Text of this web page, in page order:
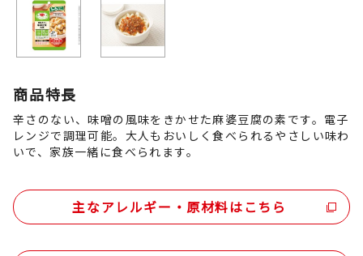
商品特長
辛さのない、味噌の風味をきかせた麻婆豆腐の素です。電子
レンジで調理可能。大人もおいしく食べられるやさしい味わ
いで、家族一緒に食べられます。
主なアレルギー・原材料はこちら